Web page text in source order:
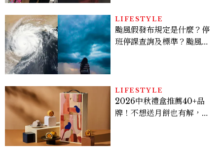
看點懶人包
LIFESTYLE
颱風假發布規定是什麼？停
班停課查詢及標準？颱風假
LIFESTYLE
2026中秋禮盒推薦40+品
牌！不想送月餅也有解，送